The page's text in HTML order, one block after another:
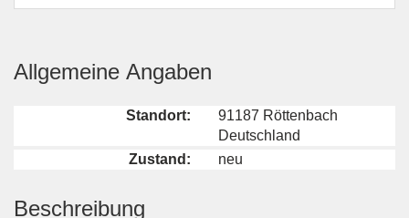
Allgemeine Angaben
Standort:
91187 Röttenbach
Deutschland
Zustand:
neu
Beschreibung